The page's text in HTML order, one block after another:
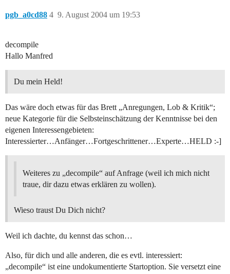
pgb_a0cd88 9. August 2004 um 19:53
4
decompile
Hallo Manfred
Du mein Held!
Das wäre doch etwas für das Brett „Anregungen, Lob & Kritik“;
neue Kategorie für die Selbsteinschätzung der Kenntnisse bei den
eigenen Interessengebieten:
Interessierter…Anfänger…Fortgeschrittener…Experte…HELD :-]
Weiteres zu „decompile“ auf Anfrage (weil ich mich nicht
traue, dir dazu etwas erklären zu wollen).
Wieso traust Du Dich nicht?
Weil ich dachte, du kennst das schon…
Also, für dich und alle anderen, die es evtl. interessiert:
„decompile“ ist eine undokumentierte Startoption. Sie versetzt eine